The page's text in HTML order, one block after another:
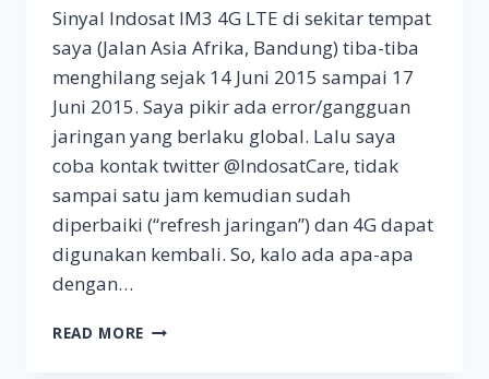
Sinyal Indosat IM3 4G LTE di sekitar tempat
saya (Jalan Asia Afrika, Bandung) tiba-tiba
menghilang sejak 14 Juni 2015 sampai 17
Juni 2015. Saya pikir ada error/gangguan
jaringan yang berlaku global. Lalu saya
coba kontak twitter @IndosatCare, tidak
sampai satu jam kemudian sudah
diperbaiki (“refresh jaringan”) dan 4G dapat
digunakan kembali. So, kalo ada apa-apa
dengan…
READ MORE INDOSAT